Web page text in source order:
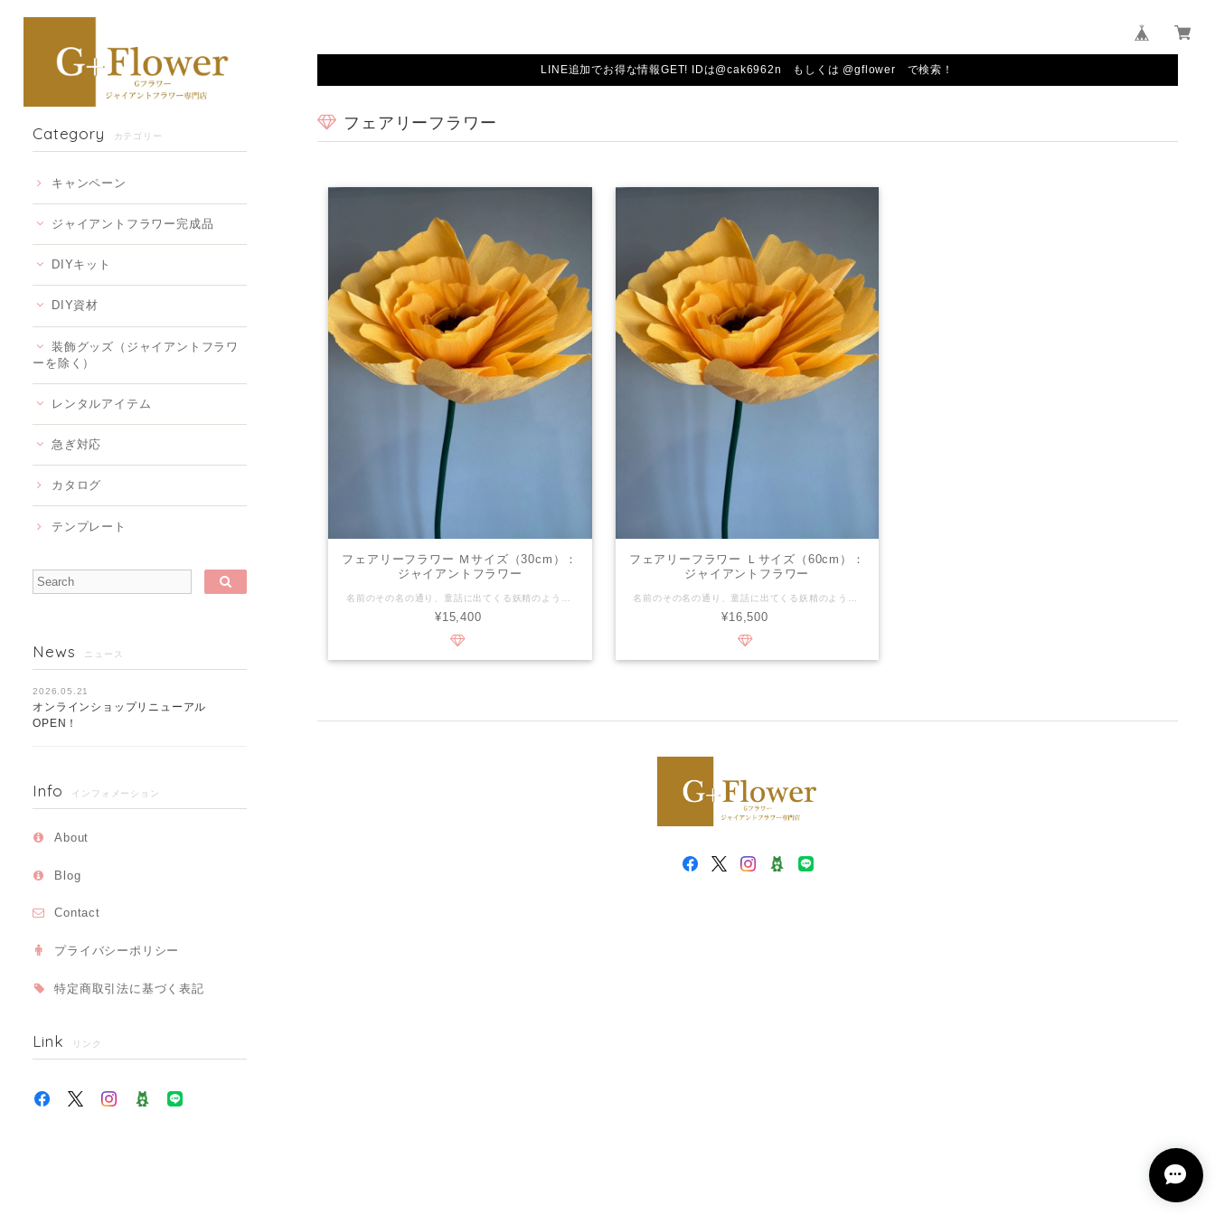
Category カテゴリー
キャンペーン
ジャイアントフラワー完成品
DIYキット
DIY資材
装飾グッズ（ジャイアントフラワ
ーを除く）
レンタルアイテム
急ぎ対応
カタログ
テンプレート
News ニュース
2026.05.21
オンラインショップリニューアル
OPEN！
Info インフォメーション
About
Blog
Contact
プライバシーポリシー
特定商取引法に基づく表記
Link リンク
LINE追加でお得な情報GET! IDは@cak6962n もしくは @gflower で検索！
フェアリーフラワー
フェアリーフラワー Ｍサイズ（30cm）：
ジャイアントフラワー
¥15,400
フェアリーフラワー Ｌサイズ（60cm）：
ジャイアントフラワー
¥16,500